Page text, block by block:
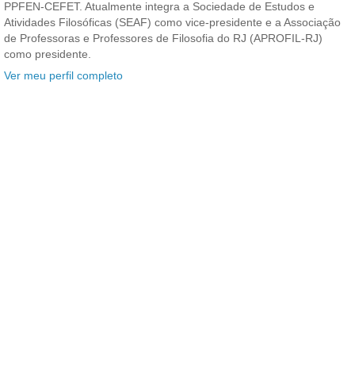
PPFEN-CEFET. Atualmente integra a Sociedade de Estudos e
Atividades Filosóficas (SEAF) como vice-presidente e a Associação
de Professoras e Professores de Filosofia do RJ (APROFIL-RJ)
como presidente.
Ver meu perfil completo